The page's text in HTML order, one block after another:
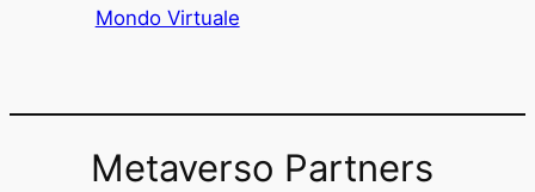
Mondo Virtuale
Metaverso Partners